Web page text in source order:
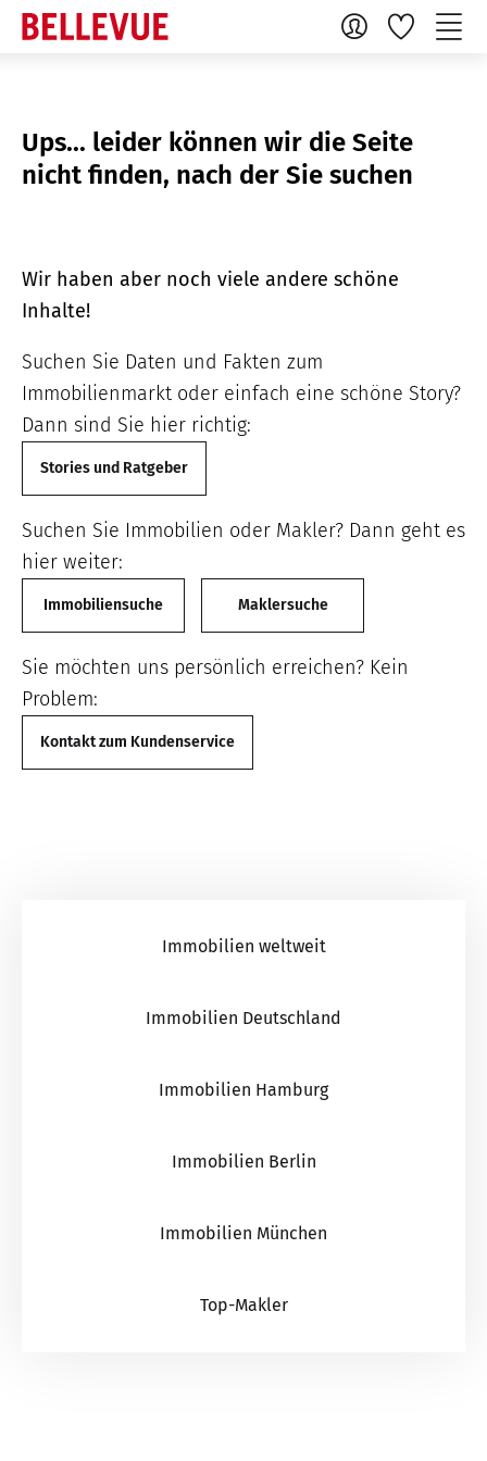
Ups... leider können wir die Seite
nicht finden, nach der Sie suchen
Wir haben aber noch viele andere schöne
Inhalte!
Suchen Sie Daten und Fakten zum
Immobilienmarkt oder einfach eine schöne Story?
Dann sind Sie hier richtig:
Stories und Ratgeber
Suchen Sie Immobilien oder Makler? Dann geht es
hier weiter:
Immobiliensuche Maklersuche
Sie möchten uns persönlich erreichen? Kein
Problem:
Kontakt zum Kundenservice
Immobilien weltweit
Immobilien Deutschland
Immobilien Hamburg
Immobilien Berlin
Immobilien München
Top-Makler